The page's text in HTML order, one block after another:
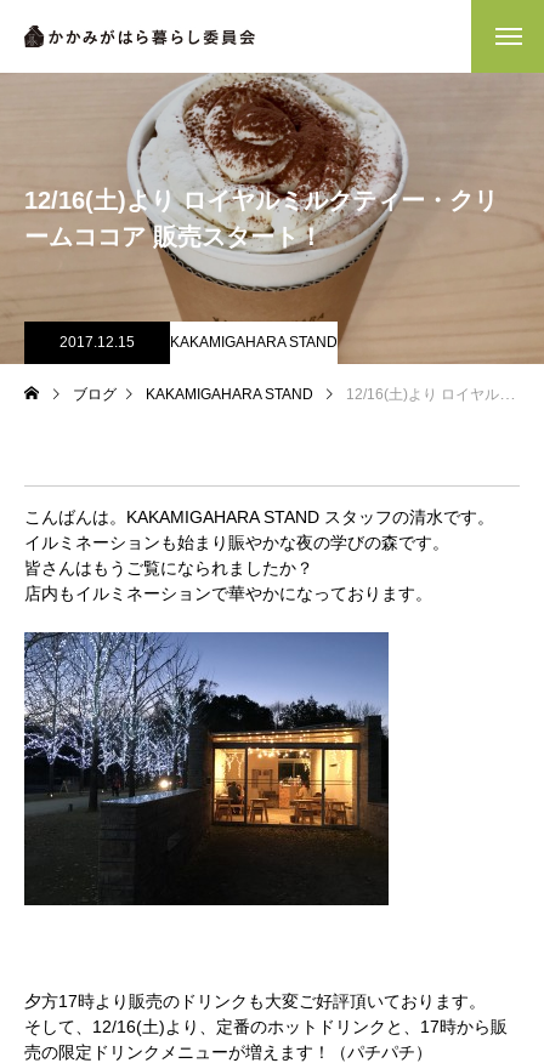
12/16(土)より ロイヤルミルクティー・クリ
ームココア 販売スタート！
2017.12.15 KAKAMIGAHARA STAND
ブログ KAKAMIGAHARA STAND 12/16(土)より ロイヤルミルクティー・クリームココア 販売スタート！
こんばんは。KAKAMIGAHARA STAND スタッフの清水です。
イルミネーションも始まり賑やかな夜の学びの森です。
皆さんはもうご覧になられましたか？
店内もイルミネーションで華やかになっております。
夕方17時より販売のドリンクも大変ご好評頂いております。
そして、12/16(土)より、定番のホットドリンクと、17時から販
売の限定ドリンクメニューが増えます！（パチパチ）